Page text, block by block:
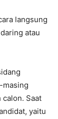
langsung
atau
masing
Saat
yaitu